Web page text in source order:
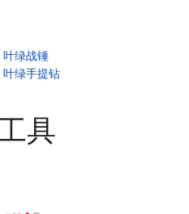
叶绿战锤
叶绿手提钻
具